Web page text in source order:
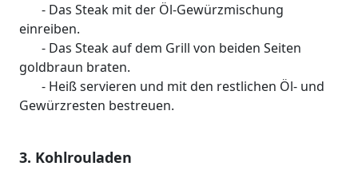
- Das Steak mit der Öl-Gewürzmischung
einreiben.
- Das Steak auf dem Grill von beiden Seiten
goldbraun braten.
- Heiß servieren und mit den restlichen Öl- und
Gewürzresten bestreuen.
3. Kohlrouladen